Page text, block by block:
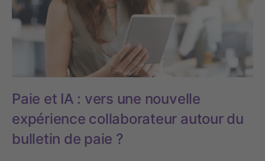
Paie et IA : vers une nouvelle
expérience collaborateur autour du
bulletin de paie ?